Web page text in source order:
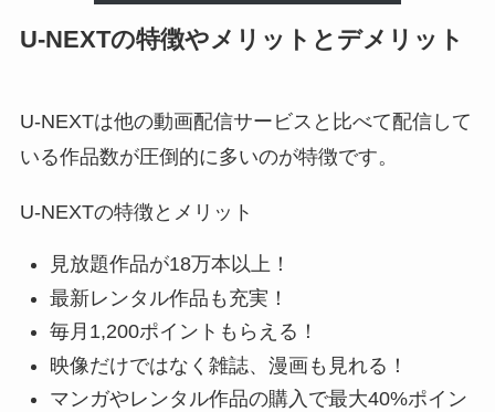
U-NEXTの特徴やメリットとデメリット
U-NEXTは他の動画配信サービスと比べて配信して
いる作品数が圧倒的に多いのが特徴です。
U-NEXTの特徴とメリット
見放題作品が18万本以上！
最新レンタル作品も充実！
毎月1,200ポイントもらえる！
映像だけではなく雑誌、漫画も見れる！
マンガやレンタル作品の購入で最大40%ポイン